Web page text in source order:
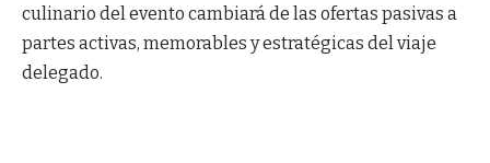
culinario del evento cambiará de las ofertas pasivas a
partes activas, memorables y estratégicas del viaje
delegado.